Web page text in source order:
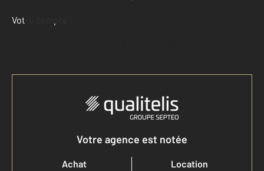
Votre compte :
Accéder à mon compte
Votre agence est notée
Achat
Location